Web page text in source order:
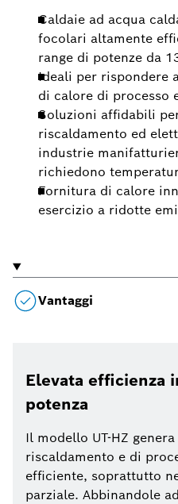
Caldaie ad acqua
focolari altamente
range di potenze da
Ideali per rispondere
di calore di processo
Soluzioni affidabili
riscaldamento ed
industrie
richiedono
Fornitura di calore
esercizio a ridotte
Vantaggi
Elevata efficienza
potenza
Il modello UT-HZ
riscaldamento e di
efficiente, soprattutto
parziale. Abbinandole